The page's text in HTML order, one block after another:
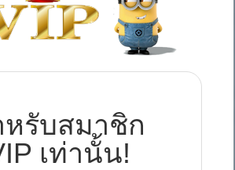
หรับสมาชิก
เท่านั้น!